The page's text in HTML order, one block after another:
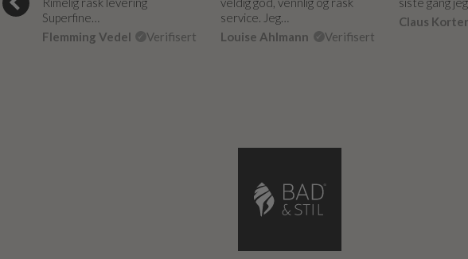
Superfine…
Flemming Vedel
Verifisert
service. Jeg…
Louise Ahlmann
Verifisert
Claus